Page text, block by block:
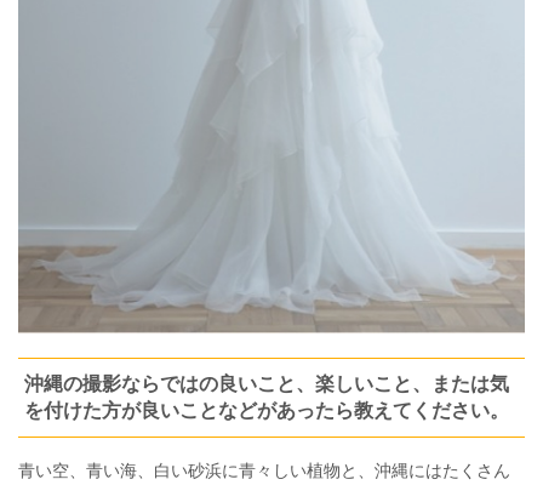
沖縄の撮影ならではの良いこと、楽しいこと、または気
を付けた方が良いことなどがあったら教えてください。
青い空、青い海、白い砂浜に青々しい植物と、沖縄にはたくさん